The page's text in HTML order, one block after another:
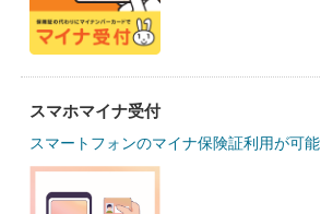
スマホマイナ受付
スマートフォンのマイナ保険証利用が可能